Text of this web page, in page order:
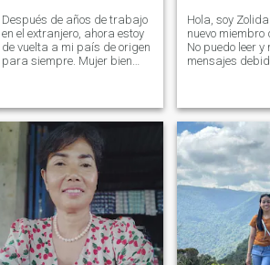
Después de años de trabajo
en el extranjero, ahora estoy
de vuelta a mi país de origen
para siempre. Mujer bien
todo el tiempo que me veo
mucho joven para mi edad.
La gente siempre está muy
sorprendida cuando les digo
mi edad real :-) Si quieres
saber más sobre mí, por
favor envíame un mensaje,
gracias!
Hola, soy
nuevo miembro
No puedo leer
mensajes
🇰🇭 Soy
estado casado
hijos.
personalidad,
amable,
dulce,
educada, fiel,
trabajadora
la familia. Soy
enfática y
corazón puro.